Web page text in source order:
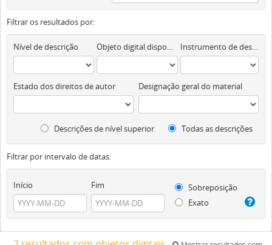
Filtrar os resultados por:
Nível de descrição Objeto digital disponível Instrumento de descrição documental
Estado dos direitos de autor Designação geral do material
Descrições de nível superior Todas as descrições
Filtrar por intervalo de datas:
Início Fim
Sobreposição
Exato